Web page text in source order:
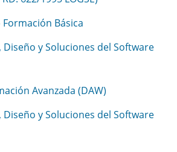
Básica
Diseño y Soluciones del Software
Avanzada (DAW)
Diseño y Soluciones del Software